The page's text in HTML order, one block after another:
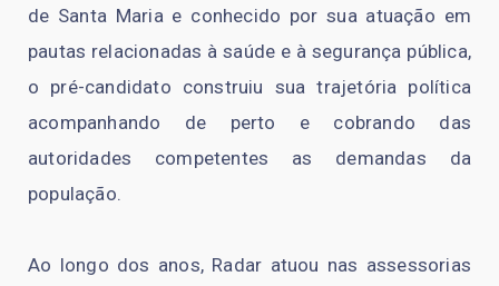
de Santa Maria e conhecido por sua atuação em
pautas relacionadas à saúde e à segurança pública,
o pré-candidato construiu sua trajetória política
acompanhando de perto e cobrando das
autoridades competentes as demandas da
população.
Ao longo dos anos, Radar atuou nas assessorias